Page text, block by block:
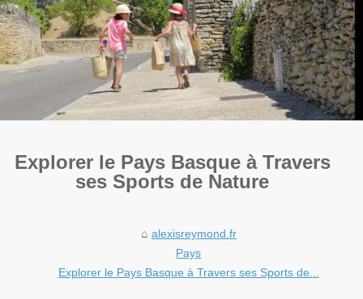
Explorer le Pays Basque à Travers
ses Sports de Nature
alexisreymond.fr
Pays
Explorer le Pays Basque à Travers ses Sports de...